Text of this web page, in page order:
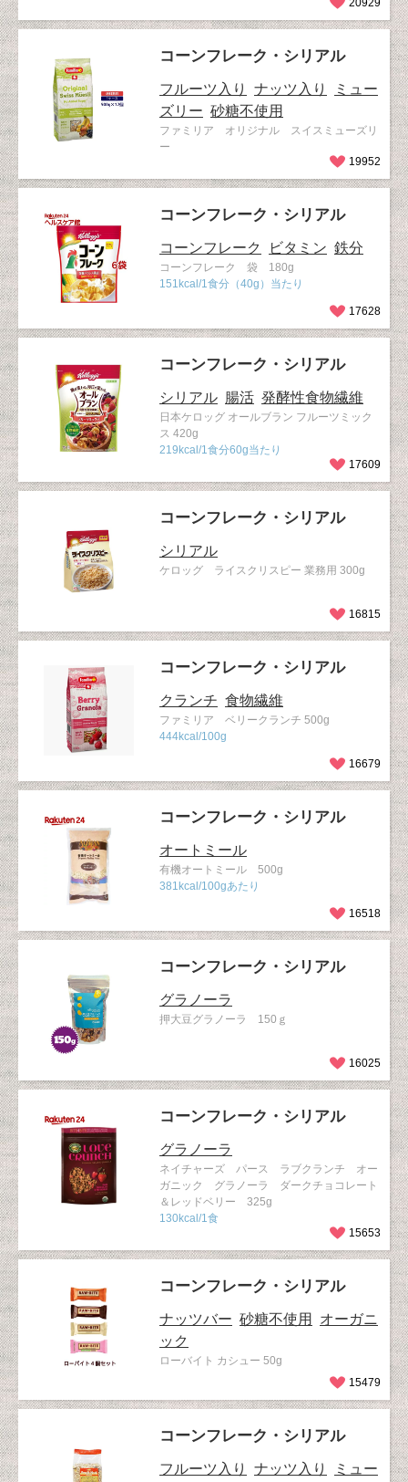
20929
コーンフレーク・シリアル
フルーツ入り ナッツ入り
ミュー
ズリー 砂糖不使用
ファミリア オリジナル スイスミューズリ
ー
19952
コーンフレーク・シリアル
コーンフレーク ビタミン 鉄分
コーンフレーク 袋 180g
151kcal/1食分（40g）当たり
17628
コーンフレーク・シリアル
シリアル 腸活 発酵性食物繊維
日本ケロッグ オールブラン フルーツミック
ス 420g
219kcal/1食分60g当たり
17609
コーンフレーク・シリアル
シリアル
ケロッグ ライスクリスピー 業務用 300g
16815
コーンフレーク・シリアル
クランチ 食物繊維
ファミリア ベリークランチ 500g
444kcal/100g
16679
コーンフレーク・シリアル
オートミール
有機オートミール 500g
381kcal/100gあたり
16518
コーンフレーク・シリアル
グラノーラ
押大豆グラノーラ 150ｇ
16025
コーンフレーク・シリアル
グラノーラ
ネイチャーズ パース ラブクランチ オー
ガニック グラノーラ ダークチョコレート
＆レッドベリー 325g
130kcal/1食
15653
コーンフレーク・シリアル
ナッツバー 砂糖不使用
オーガニ
ック
ローバイト カシュー 50g
15479
コーンフレーク・シリアル
フルーツ入り ナッツ入り
ミュー